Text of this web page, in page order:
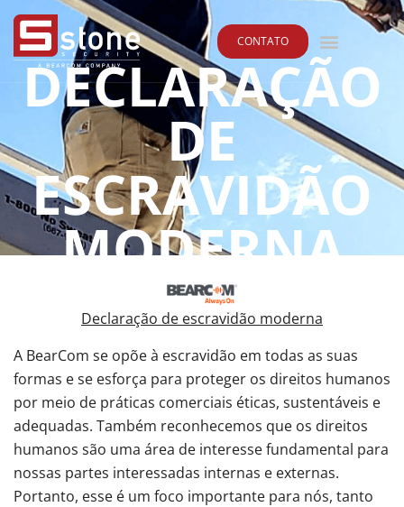
CONTATO
DECLARAÇÃO
DE
ESCRAVIDÃO
MODERNA
Declaração de escravidão moderna
A BearCom se opõe à escravidão em todas as suas
formas e se esforça para proteger os direitos humanos
por meio de práticas comerciais éticas, sustentáveis e
adequadas. Também reconhecemos que os direitos
humanos são uma área de interesse fundamental para
nossas partes interessadas internas e externas.
Portanto, esse é um foco importante para nós, tanto